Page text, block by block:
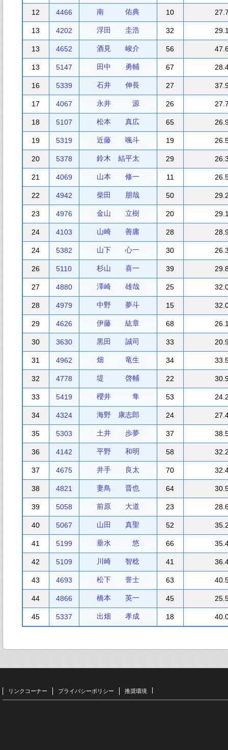
12 4466 南 佑典 10
13 4202 浮田 圭浩 32
13 4652 酒見 峻介 56
13 5147 田中 勇輔 67
16 5339 石井 伸長 27
17 4067 永井 源 26
18 5107 松本 真広 65
19 5319 近藤 颯斗 19
20 5378 鈴木 結平太 29
21 4069 山本 修一 11
22 4942 柴田 朋哉 50
23 4976 金山 立樹 20
24 4103 山崎 善庸 28
24 5382 山下 心一 30
26 5110 杉山 喜一 39
27 4880 澤崎 雄哉 25
28 4979 中野 夢斗 15
29 4626 伊藤 紘章 68
30 3630 黒田 誠司 33
31 4962 畑 竜生 34
32 4778 堤 啓輔 22
33 5419 櫻井 隼 53
34 4324 海野 康志郎 24
35 5303 土井 歩夢 37
36 4142 平野 和明 58
37 4675 井手 良太 70
38 4821 妻鳥 晋也 64
39 5058 前原 大道 23
40 5067 山田 真聖 52
41 5199 垂水 悠 66
42 5109 川崎 智稔 41
43 4693 松下 誉士 63
44 4866 橋本 英一 45
45 5337 出畑 孝成 18
リンクコーナー プライバシーポリシー 推奨環境